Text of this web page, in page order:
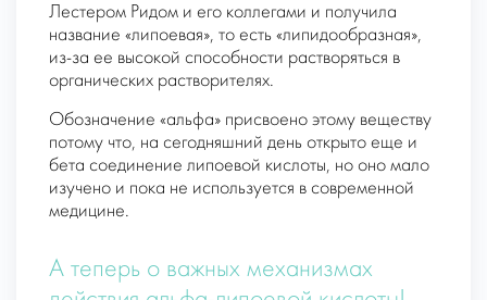
Лестером Ридом и его коллегами и получила
название «липоевая», то есть «липидообразная»,
из-за ее высокой способности растворяться в
органических растворителях.
Обозначение «альфа» присвоено этому веществу
потому что, на сегодняшний день открыто еще и
бета соединение липоевой кислоты, но оно мало
изучено и пока не используется в современной
медицине.
А теперь о важных механизмах